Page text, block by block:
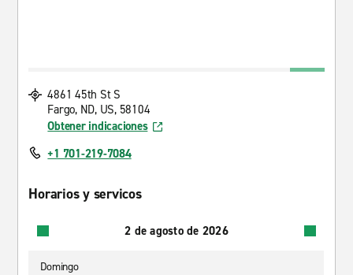
4861 45th St S
Fargo, ND, US, 58104
Obtener indicaciones
+1 701-219-7084
Horarios y servicos
2 de agosto de 2026
Domingo